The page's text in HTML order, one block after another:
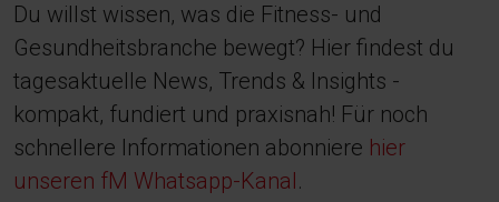
Du willst wissen, was die Fitness- und
Gesundheitsbranche bewegt? Hier findest du
tagesaktuelle News, Trends & Insights -
kompakt, fundiert und praxisnah! Für noch
schnellere Informationen abonniere hier
unseren fM Whatsapp-Kanal.